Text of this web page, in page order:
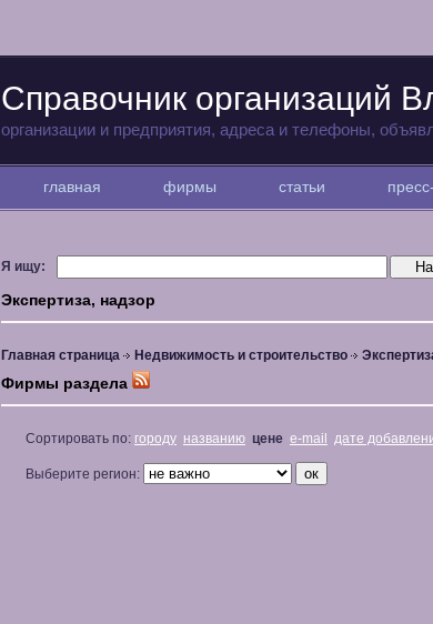
Справочник организаций
организации и предприятия, адреса и телефоны,
главная фирмы статьи
Я ищу:
Экспертиза, надзор
Главная страница Недвижимость и строительство
Фирмы раздела
Сортировать по: городу названию цене e-mail дате
Выберите регион: